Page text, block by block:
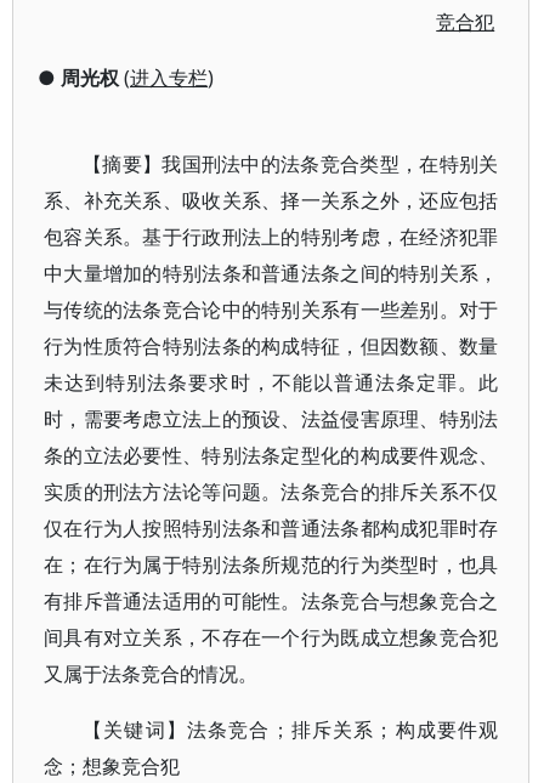
竞合犯
● 周光权(进入专栏)
【摘要】我国刑法中的法条竞合类型，在特别关
系、补充关系、吸收关系、择一关系之外，还应包括
包容关系。基于行政刑法上的特别考虑，在经济犯罪
中大量增加的特别法条和普通法条之间的特别关系，
与传统的法条竞合论中的特别关系有一些差别。对于
行为性质符合特别法条的构成特征，但因数额、数量
未达到特别法条要求时，不能以普通法条定罪。此
时，需要考虑立法上的预设、法益侵害原理、特别法
条的立法必要性、特别法条定型化的构成要件观念、
实质的刑法方法论等问题。法条竞合的排斥关系不仅
仅在行为人按照特别法条和普通法条都构成犯罪时存
在；在行为属于特别法条所规范的行为类型时，也具
有排斥普通法适用的可能性。法条竞合与想象竞合之
间具有对立关系，不存在一个行为既成立想象竞合犯
又属于法条竞合的情况。
【关键词】法条竞合；排斥关系；构成要件观
念；想象竞合犯